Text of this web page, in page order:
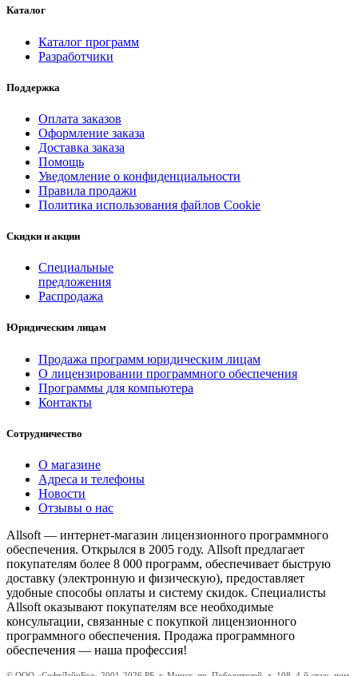
Каталог
Каталог программ
Разработчики
Поддержка
Оплата заказов
Оформление заказа
Доставка заказа
Помощь
Уведомление о конфиденциальности
Правила продажи
Политика использования файлов Cookie
Скидки и акции
Специальные
предложения
Распродажа
Юридическим лицам
Продажа программ юридическим лицам
О лицензировании программного обеспечения
Программы для компьютера
Контакты
Сотрудничество
О магазине
Адреса и телефоны
Новости
Отзывы о нас
Allsoft — интернет-магазин лицензионного программного
обеспечения. Открылся в 2005 году. Allsoft предлагает
покупателям более 8 000 программ, обеспечивает быструю
доставку (электронную и физическую), предоставляет
удобные способы оплаты и систему скидок. Специалисты
Allsoft оказывают покупателям все необходимые
консультации, связанные с покупкой лицензионного
программного обеспечения. Продажа программного
обеспечения — наша профессия!